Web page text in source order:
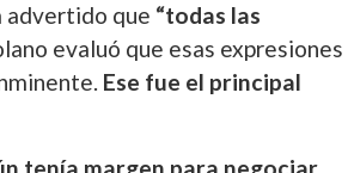
advertido que “todas las
evaluó que esas expresiones
Ese fue el principal